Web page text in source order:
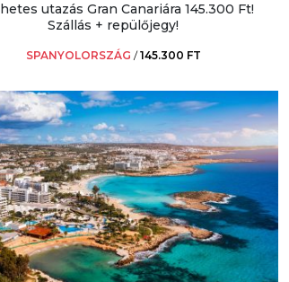
utazás Gran Canariára 145.300 Ft!
Szállás + repülőjegy!
SPANYOLORSZÁG /145.300 FT